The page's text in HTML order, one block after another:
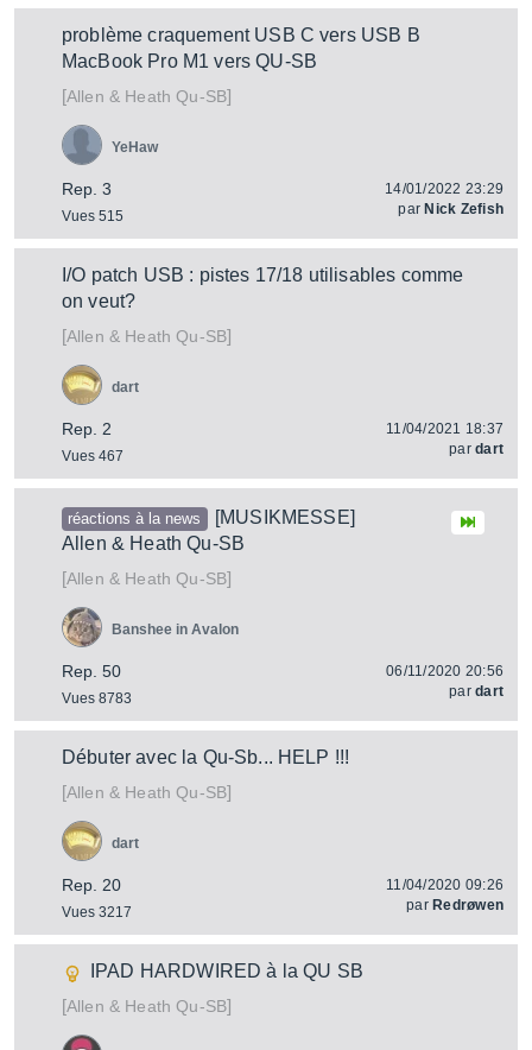
problème craquement USB C vers USB B
MacBook Pro M1 vers QU-SB
[Allen & Heath Qu-SB]
Rep. 3
Vues 515
YeHaw
14/01/2022 23:29
par Nick Zefish
I/O patch USB : pistes 17/18 utilisables comme
on veut?
[Allen & Heath Qu-SB]
Rep. 2
Vues 467
dart
11/04/2021 18:37
pardart
réactions à la news
[MUSIKMESSE]
Allen & Heath Qu-SB
[Allen & Heath Qu-SB]
Rep. 50
Vues 8783
Banshee in Avalon
06/11/2020 20:56
pardart
Débuter avec la Qu-Sb... HELP !!!
[Allen & Heath Qu-SB]
Rep. 20
Vues 3217
dart
11/04/2020 09:26
par Redrøwen
IPAD HARDWIRED à la QU SB
[Allen & Heath Qu-SB]